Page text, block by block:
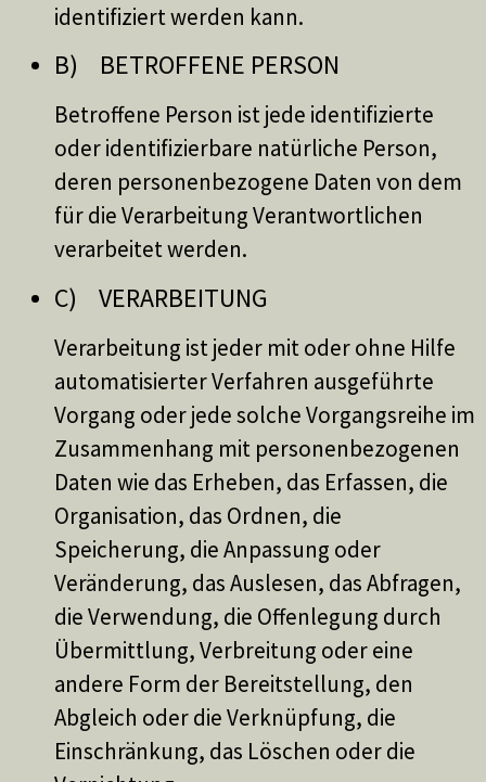
identifiziert werden kann.
B) BETROFFENE PERSON
Betroffene Person ist jede identifizierte
oder identifizierbare natürliche Person,
deren personenbezogene Daten von dem
für die Verarbeitung Verantwortlichen
verarbeitet werden.
C) VERARBEITUNG
Verarbeitung ist jeder mit oder ohne Hilfe
automatisierter Verfahren ausgeführte
Vorgang oder jede solche Vorgangsreihe im
Zusammenhang mit personenbezogenen
Daten wie das Erheben, das Erfassen, die
Organisation, das Ordnen, die
Speicherung, die Anpassung oder
Veränderung, das Auslesen, das Abfragen,
die Verwendung, die Offenlegung durch
Übermittlung, Verbreitung oder eine
andere Form der Bereitstellung, den
Abgleich oder die Verknüpfung, die
Einschränkung, das Löschen oder die